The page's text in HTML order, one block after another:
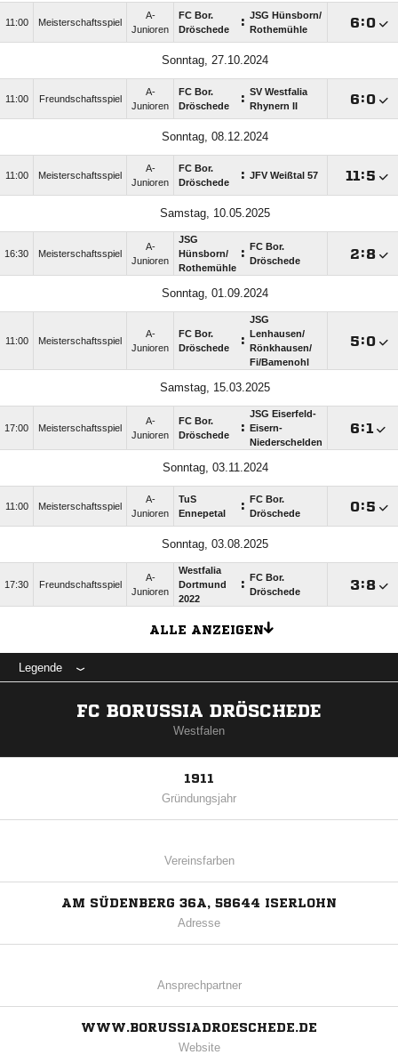
11:00 Meisterschaftsspiel
A-
Junioren
FC Bor.
Dröschede
: JSG Hünsborn/​
Rothemühle
:
Sonntag, 27.10.2024
11:00 Freundschaftsspiel
A-
Junioren
FC Bor.
Dröschede
: SV Westfalia
Rhynern II
:
Sonntag, 08.12.2024
11:00 Meisterschaftsspiel
A-
Junioren
FC Bor.
Dröschede
: JFV Weißtal 57 :
Samstag, 10.05.2025
16:30 Meisterschaftsspiel
A-
Junioren
JSG
Hünsborn/​
Rothemühle
:
FC Bor.
Dröschede
:
Sonntag, 01.09.2024
11:00 Meisterschaftsspiel
A-
Junioren
FC Bor.
Dröschede
:
JSG
Lenhausen/​
Rönkhausen/​
Fi/​Bamenohl
:
Samstag, 15.03.2025
17:00 Meisterschaftsspiel
A-
Junioren
FC Bor.
Dröschede
:
JSG Eiserfeld-
Eisern-
Niederschelden
:
Sonntag, 03.11.2024
11:00 Meisterschaftsspiel
A-
Junioren
TuS
Ennepetal
:
FC Bor.
Dröschede
:
Sonntag, 03.08.2025
17:30 Freundschaftsspiel
A-
Junioren
Westfalia
Dortmund
2022
:
FC Bor.
Dröschede
:
ALLE ANZEIGEN
Legende
FC BORUSSIA DRÖSCHEDE
Westfalen
1911
Gründungsjahr
Vereinsfarben
AM SÜDENBERG 36A, 58644 ISERLOHN
Adresse
Ansprechpartner
WWW.BORUSSIADROESCHEDE.DE
Website